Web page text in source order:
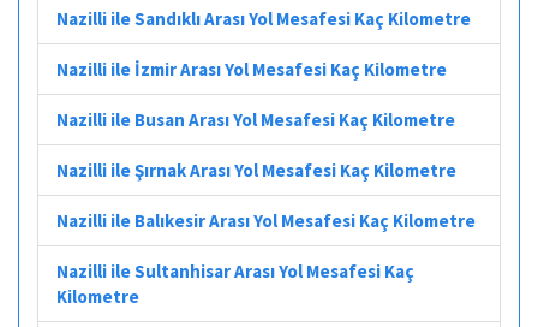
Nazilli ile Sandıklı Arası Yol Mesafesi Kaç Kilometre
Nazilli ile İzmir Arası Yol Mesafesi Kaç Kilometre
Nazilli ile Busan Arası Yol Mesafesi Kaç Kilometre
Nazilli ile Şırnak Arası Yol Mesafesi Kaç Kilometre
Nazilli ile Balıkesir Arası Yol Mesafesi Kaç Kilometre
Nazilli ile Sultanhisar Arası Yol Mesafesi Kaç
Kilometre